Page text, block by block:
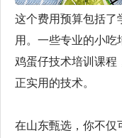
这个费用预算包括了
用。一些专业的小吃
鸡蛋仔技术培训课程
正实用的技术。
在山东甄选，你不仅